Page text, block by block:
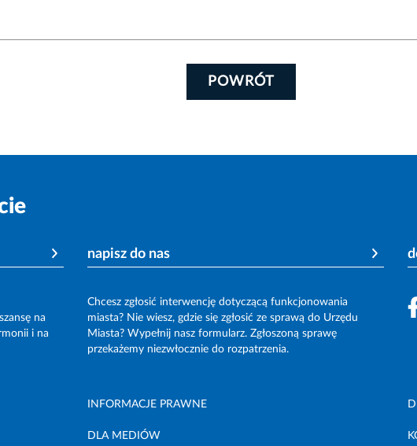
POWRÓT
na
i na
napisz do nas
Chcesz zgłosić interwencję dotyczącą funkcjonowania
miasta? Nie wiesz, gdzie się zgłosić ze sprawą do Urzędu
Miasta? Wypełnij nasz formularz. Zgłoszoną sprawę
przekażemy niezwłocznie do rozpatrzenia.
INFORMACJE PRAWNE
DLA MEDIÓW